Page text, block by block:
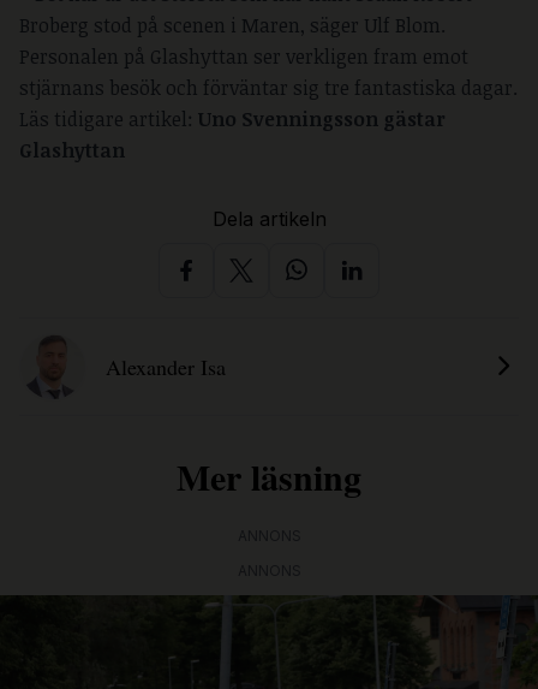
Broberg stod på scenen i Maren, säger Ulf Blom.
Personalen på Glashyttan ser verkligen fram emot
stjärnans besök och förväntar sig tre fantastiska dagar.
Läs tidigare artikel: Uno Svenningsson gästar
Glashyttan
Dela artikeln
Alexander Isa
Mer läsning